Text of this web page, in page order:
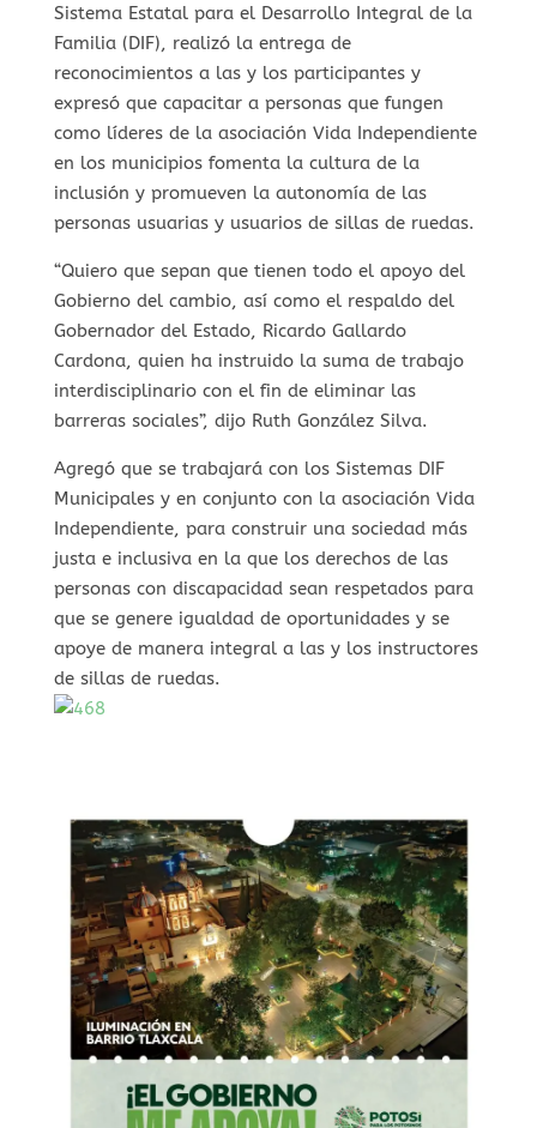
Sistema Estatal para el Desarrollo Integral de la
Familia (DIF), realizó la entrega de
reconocimientos a las y los participantes y
expresó que capacitar a personas que fungen
como líderes de la asociación Vida Independiente
en los municipios fomenta la cultura de la
inclusión y promueven la autonomía de las
personas usuarias y usuarios de sillas de ruedas.
“Quiero que sepan que tienen todo el apoyo del
Gobierno del cambio, así como el respaldo del
Gobernador del Estado, Ricardo Gallardo
Cardona, quien ha instruido la suma de trabajo
interdisciplinario con el fin de eliminar las
barreras sociales”, dijo Ruth González Silva.
Agregó que se trabajará con los Sistemas DIF
Municipales y en conjunto con la asociación Vida
Independiente, para construir una sociedad más
justa e inclusiva en la que los derechos de las
personas con discapacidad sean respetados para
que se genere igualdad de oportunidades y se
apoye de manera integral a las y los instructores
de sillas de ruedas.